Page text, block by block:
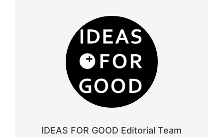
IDEAS FOR GOOD Editorial Team